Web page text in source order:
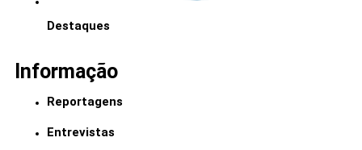
Destaques
Informação
Reportagens
Entrevistas